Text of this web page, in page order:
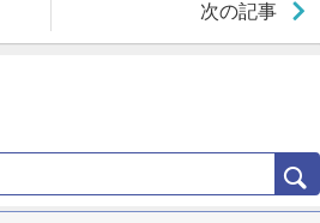
次の記事